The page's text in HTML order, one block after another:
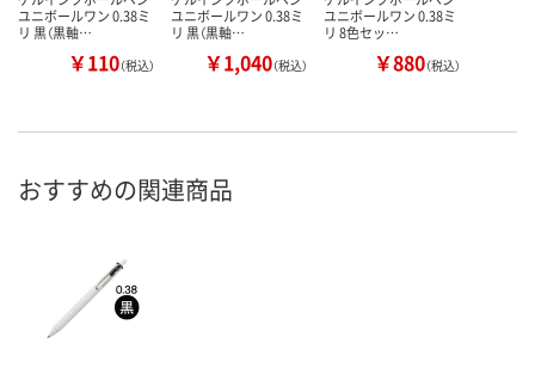
ユニボールワン 0.38ミ
リ 黒（黒軸…
￥110（税込）
ユニボールワン 0.38ミ
リ 黒（黒軸…
￥1,040（税込）
ユニボールワン 0.38ミ
リ 8色セッ…
￥880（税込）
おすすめの関連商品